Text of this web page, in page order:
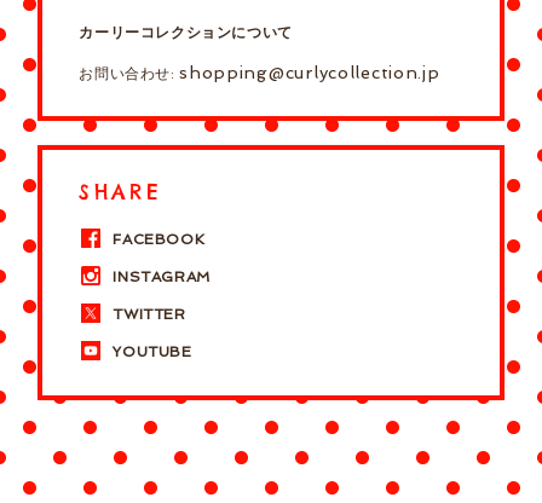
カーリーコレクションについて
お問い合わせ:shopping@curlycollection.jp
SHARE
FACEBOOK
INSTAGRAM
TWITTER
YOUTUBE